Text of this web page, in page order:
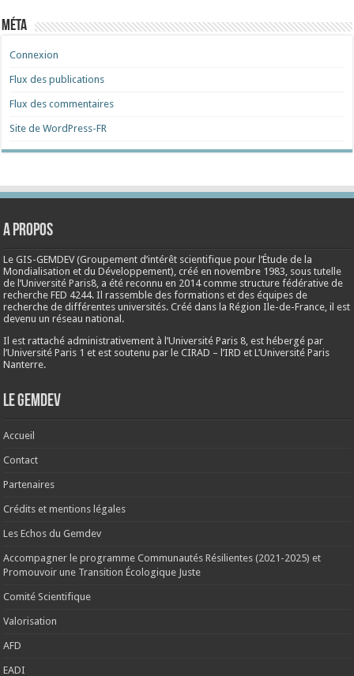
Méta
Connexion
Flux des publications
Flux des commentaires
Site de WordPress-FR
A propos
Le GIS-GEMDEV (Groupement d’intérêt scientifique pour l’Étude de la
Mondialisation et du Développement), créé ennovembre 1983 , sous tutelle
de l’Université Paris8, a été reconnu en 2014 comme structure fédérative de
recherche FED 4244. Il rassemble des formations et des équipes de
recherche de différentes universités. Créé dans la Région Ile-de-France, il est
devenu un réseau national.
Il est rattaché administrativement à l’Université Paris 8, est hébergé par
l’Université Paris 1 et est soutenu par le CIRAD – l’IRD et L’Université Paris
Nanterre.
Le Gemdev
Accueil
Contact
Partenaires
Crédits et mentions légales
Les Echos du Gemdev
Accompagner le programme Communautés Résilientes (2021-2025) et
Promouvoir une Transition Écologique Juste
Comité Scientifique
Valorisation
AFD
EADI